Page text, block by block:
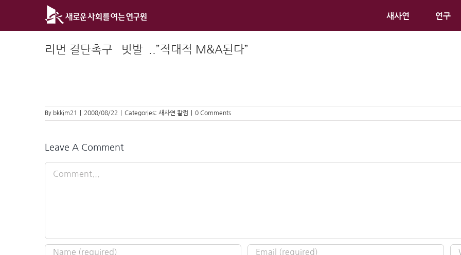
새사연 연구
리먼 결단촉구 `빗발`..”적대적 M&A된다”
By bkkim21 2008/08/22 Categories: 새사연 칼럼 0 Comments
Leave A Comment